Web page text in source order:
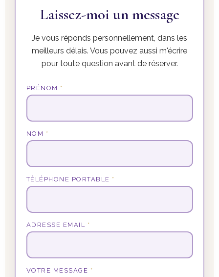
Laissez-moi un message
Je vous réponds personnellement, dans les
meilleurs délais. Vous pouvez aussi m'écrire
pour toute question avant de réserver.
PRÉNOM *
NOM *
TÉLÉPHONE PORTABLE *
ADRESSE EMAIL *
VOTRE MESSAGE *